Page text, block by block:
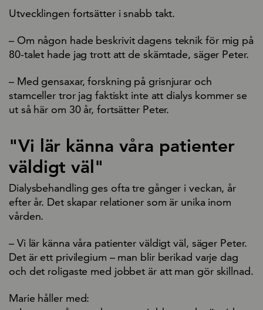
Utvecklingen fortsätter i snabb takt.
– Om någon hade beskrivit dagens teknik för mig på
80-talet hade jag trott att de skämtade, säger Peter.
– Med gensaxar, forskning på grisnjurar och
stamceller tror jag faktiskt inte att dialys kommer se
ut så här om 30 år, fortsätter Peter.
"Vi lär känna våra patienter
väldigt väl"
Dialysbehandling ges ofta tre gånger i veckan, år
efter år. Det skapar relationer som är unika inom
vården.
– Vi lär känna våra patienter väldigt väl, säger Peter.
Det är ett privilegium – man blir berikad varje dag
och det roligaste med jobbet är att man gör skillnad.
Marie håller med: